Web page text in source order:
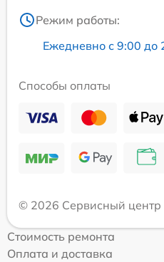
Режим работы:
Ежедневно с 9:00 до
Способы оплаты
© 2026 Сервисный центр
Стоимость ремонта
Оплата и доставка